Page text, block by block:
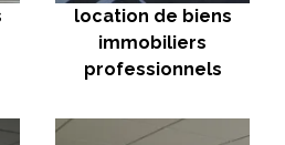
location de biens
immobiliers
professionnels